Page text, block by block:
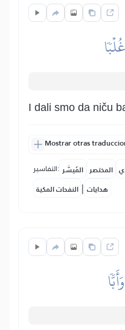
I dali smo da niču
Mostrar otras
التفاسير: المُيسَّر المختصر
النفحات المكية | هدايات